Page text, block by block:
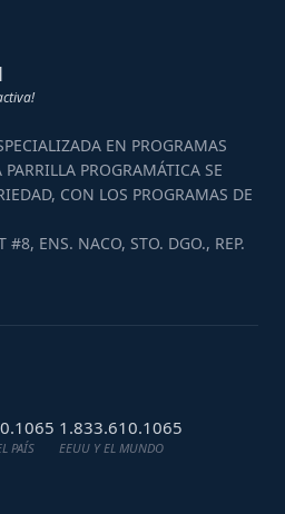
EN PROGRAMAS
PROGRAMÁTICA SE
CON LOS PROGRAMAS DE
#8, ENS. NACO, STO. DGO., REP.
PAÍS
1.833.610.1065
EEUU Y EL MUNDO